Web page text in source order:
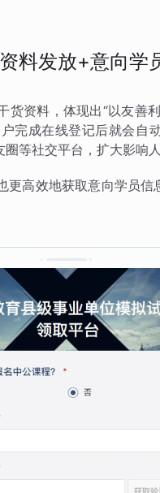
料发放+意向学
资料，体现出“以友善
完成在线登记后就会自
等社交平台，扩大影响人
更高效地获取意向学员